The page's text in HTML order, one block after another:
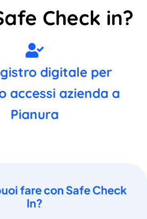
Check in?
digitale per
accessi azienda a
Pianura
fare con Safe Check
In?